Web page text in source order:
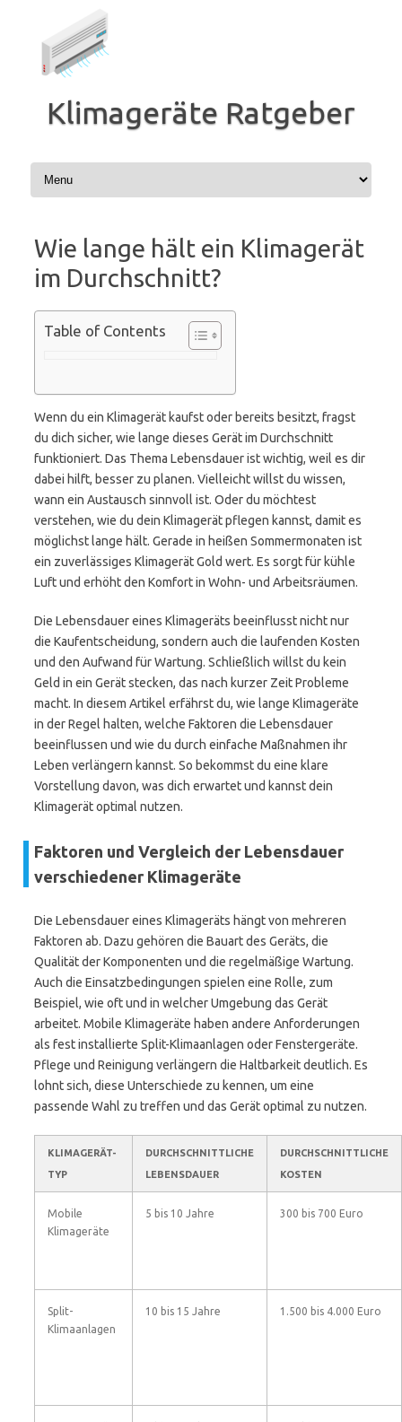
Klimageräte Ratgeber
Wie lange hält ein Klimagerät
im Durchschnitt?
Table of Contents
Wenn du ein Klimagerät kaufst oder bereits besitzt, fragst
du dich sicher, wie lange dieses Gerät im Durchschnitt
funktioniert. Das Thema Lebensdauer ist wichtig, weil es dir
dabei hilft, besser zu planen. Vielleicht willst du wissen,
wann ein Austausch sinnvoll ist. Oder du möchtest
verstehen, wie du dein Klimagerät pflegen kannst, damit es
möglichst lange hält. Gerade in heißen Sommermonaten ist
ein zuverlässiges Klimagerät Gold wert. Es sorgt für kühle
Luft und erhöht den Komfort in Wohn- und Arbeitsräumen.
Die Lebensdauer eines Klimageräts beeinflusst nicht nur
die Kaufentscheidung, sondern auch die laufenden Kosten
und den Aufwand für Wartung. Schließlich willst du kein
Geld in ein Gerät stecken, das nach kurzer Zeit Probleme
macht. In diesem Artikel erfährst du, wie lange Klimageräte
in der Regel halten, welche Faktoren die Lebensdauer
beeinflussen und wie du durch einfache Maßnahmen ihr
Leben verlängern kannst. So bekommst du eine klare
Vorstellung davon, was dich erwartet und kannst dein
Klimagerät optimal nutzen.
Faktoren und Vergleich der Lebensdauer
verschiedener Klimageräte
Die Lebensdauer eines Klimageräts hängt von mehreren
Faktoren ab. Dazu gehören die Bauart des Geräts, die
Qualität der Komponenten und die regelmäßige Wartung.
Auch die Einsatzbedingungen spielen eine Rolle, zum
Beispiel, wie oft und in welcher Umgebung das Gerät
arbeitet. Mobile Klimageräte haben andere Anforderungen
als fest installierte Split-Klimaanlagen oder Fenstergeräte.
Pflege und Reinigung verlängern die Haltbarkeit deutlich. Es
lohnt sich, diese Unterschiede zu kennen, um eine
passende Wahl zu treffen und das Gerät optimal zu nutzen.
KLIMAGERÄT-
TYP
DURCHSCHNITTLICHE
LEBENSDAUER
DURCHSCHNITTLICHE
KOSTEN
Mobile
Klimageräte
5 bis 10 Jahre 300 bis 700 Euro
Split-
Klimaanlagen
10 bis 15 Jahre 1.500 bis 4.000 Euro